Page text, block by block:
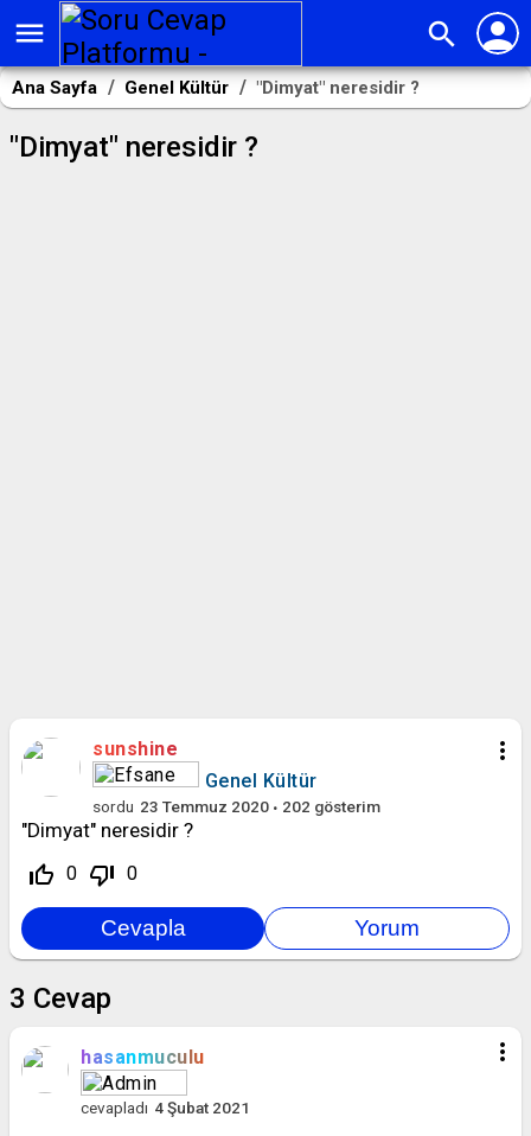
menu search person
Ana Sayfa Genel Kültür "Dimyat" neresidir ?
"Dimyat" neresidir ?
more_vert
sunshine
Genel Kültür
sordu 23 Temmuz 2020 202 gösterim
"Dimyat" neresidir ?
thumb_up_off_alt 0 thumb_down_off_alt 0
3 Cevap
more_vert
hasanmuculu
cevapladı 4 Şubat 2021